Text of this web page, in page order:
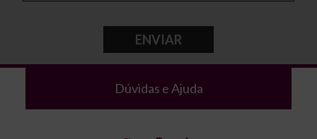
ENVIAR
Dúvidas e Ajuda